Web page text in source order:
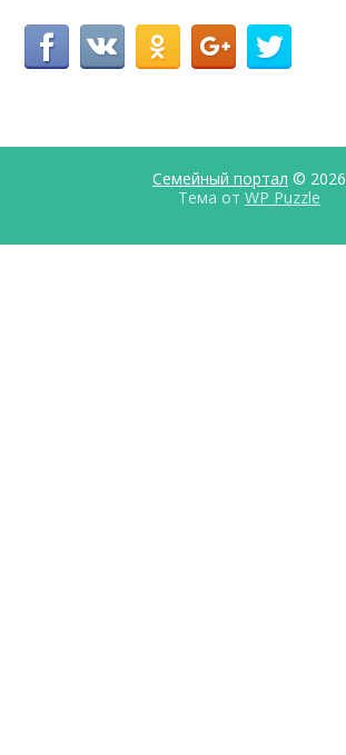
Семейный портал © 2026
Тема от WP Puzzle